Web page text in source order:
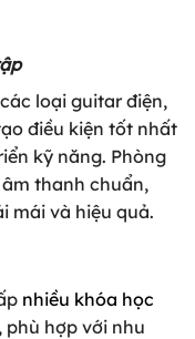
loại guitar điện,
điều kiện tốt nhất
kỹ năng. Phòng
thanh chuẩn,
mái và hiệu quả.
nhiều khóa học
phù hợp với nhu